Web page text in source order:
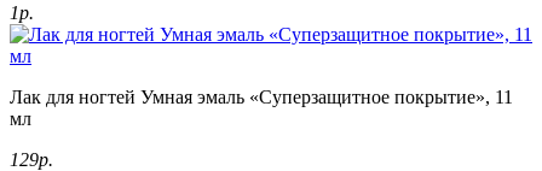
1р.
Лак для ногтей Умная эмаль «Суперзащитное покрытие», 11
мл
129р.